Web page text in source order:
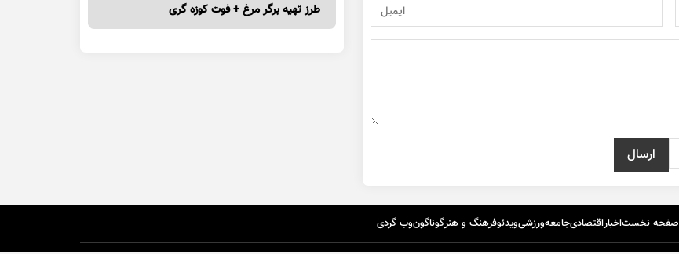
طرز تهیه برگر مرغ + فوت کوزه گری
صفحه نخستاخباراقتصادیجامعهورزشیویدئوفرهنگ و هنرگوناگونوب گردی